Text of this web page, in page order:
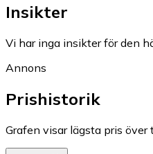
Insikter
Vi har inga insikter för den
Annons
Prishistorik
Grafen visar lägsta pris